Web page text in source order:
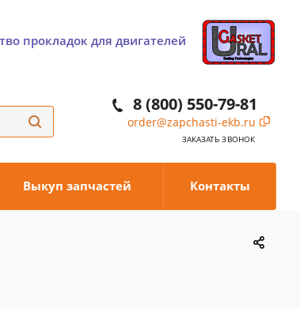
прокладок для двигателей
8 (800) 550-79-81
order@zapchasti-ekb.ru
ЗАКАЗАТЬ ЗВОНОК
Выкуп запчастей Контакты